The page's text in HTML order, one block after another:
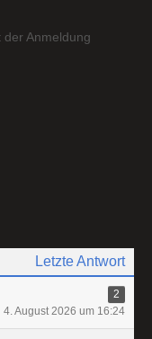
Anmeldung
Letzte Antwort
2
4. August 2026 um 16:24